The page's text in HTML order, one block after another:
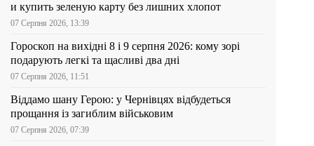
и купить зеленую карту без лишних хлопот
07 Серпня 2026, 13:39
Гороскоп на вихідні 8 і 9 серпня 2026: кому зорі
подарують легкі та щасливі два дні
07 Серпня 2026, 11:51
Віддамо шану Герою: у Чернівцях відбудеться
прощання із загиблим військовим
07 Серпня 2026, 07:39